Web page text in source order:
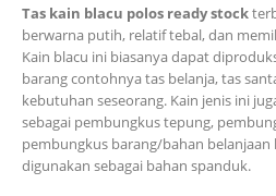
Tas kain blacu polos ready stock
berwarna putih, relatif tebal, dan
Kain blacu ini biasanya dapat
barang contohnya tas belanja, tas
kebutuhan seseorang. Kain jenis ini
sebagai pembungkus tepung,
pembungkus barang/bahan belanjaan
digunakan sebagai bahan spanduk.